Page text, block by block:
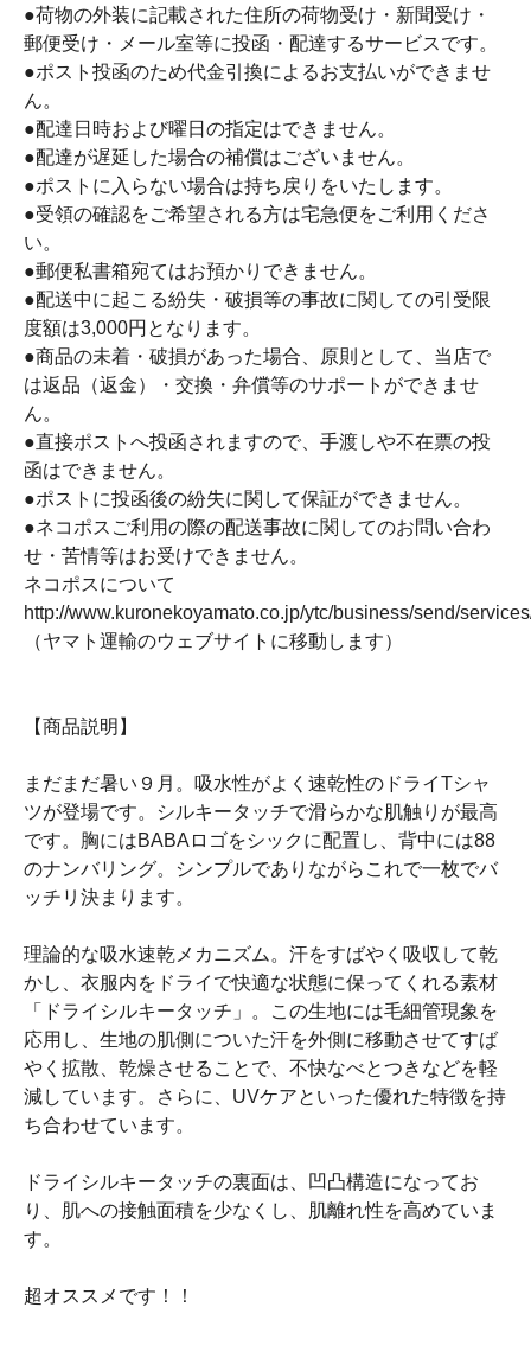
●荷物の外装に記載された住所の荷物受け・新聞受け・
郵便受け・メール室等に投函・配達するサービスです。
●ポスト投函のため代金引換によるお支払いができませ
ん。
●配達日時および曜日の指定はできません。
●配達が遅延した場合の補償はございません。
●ポストに入らない場合は持ち戻りをいたします。
●受領の確認をご希望される方は宅急便をご利用くださ
い。
●郵便私書箱宛てはお預かりできません。
●配送中に起こる紛失・破損等の事故に関しての引受限
度額は3,000円となります。
●商品の未着・破損があった場合、原則として、当店で
は返品（返金）・交換・弁償等のサポートができませ
ん。
●直接ポストへ投函されますので、手渡しや不在票の投
函はできません。
●ポストに投函後の紛失に関して保証ができません。
●ネコポスご利用の際の配送事故に関してのお問い合わ
せ・苦情等はお受けできません。
ネコポスについて
http://www.kuronekoyamato.co.jp/ytc/business/send/
（ヤマト運輸のウェブサイトに移動します）
【商品説明】
まだまだ暑い９月。吸水性がよく速乾性のドライTシャ
ツが登場です。シルキータッチで滑らかな肌触りが最高
です。胸にはBABAロゴをシックに配置し、背中には88
のナンバリング。シンプルでありながらこれで一枚でバ
ッチリ決まります。
理論的な吸水速乾メカニズム。汗をすばやく吸収して乾
かし、衣服内をドライで快適な状態に保ってくれる素材
「ドライシルキータッチ」。この生地には毛細管現象を
応用し、生地の肌側についた汗を外側に移動させてすば
やく拡散、乾燥させることで、不快なべとつきなどを軽
減しています。さらに、UVケアといった優れた特徴を持
ち合わせています。
ドライシルキータッチの裏面は、凹凸構造になってお
り、肌への接触面積を少なくし、肌離れ性を高めていま
す。
超オススメです！！